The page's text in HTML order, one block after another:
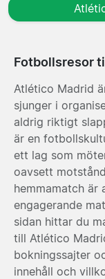
Fotbollsresor
Atlético Madrid
sjunger i
aldrig riktigt
är en
ett lag som
oavsett
hemmamatch är
engagerande
sidan hittar du
till Atlético
bokningssajter
innehåll och